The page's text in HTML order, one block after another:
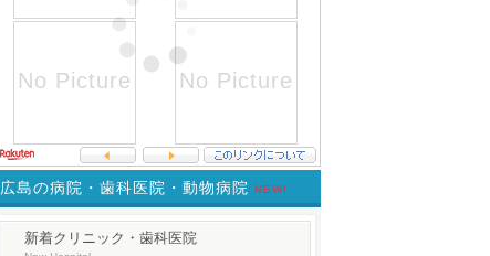
広島の病院・歯科医院・動物病院 NEW!
新着クリニック・歯科医院